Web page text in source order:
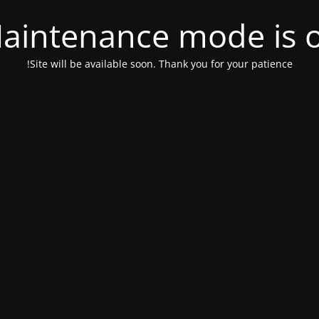
mode is
Site will be available soon. Thank you for your patience!